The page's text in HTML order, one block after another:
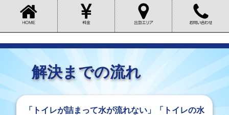
解決までの流れ
「トイレが詰まって水が流れない」「トイレの水